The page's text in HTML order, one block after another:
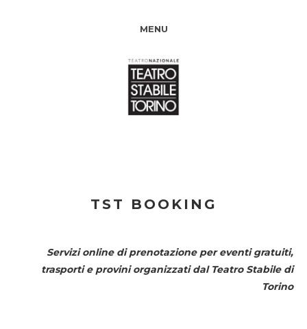
MENU
TST BOOKING
Servizi online di prenotazione per eventi gratuiti,
trasporti e provini organizzati dal Teatro Stabile di
Torino